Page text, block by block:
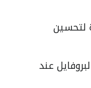
لتحسين
عند